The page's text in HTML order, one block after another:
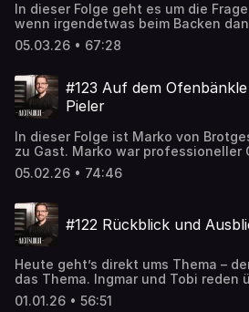
In dieser Folge geht es um die
wenn irgendetwas beim Backen
dass der Teig zu warm oder zu
Ofen kam oder anderes. Perfekt
gegensteuern kann hilft enorm.
alles 100 % glatt. Oder wie Arnd
Meisterschaft besteht im
05.03.26 • 67:28
#123 Auf dem
Pieler
In dieser Folge ist Marko von
zu Gast. Marko war professioneller
durch die Corona-Pandemie den
Bäckerei entwickelt hat. Inzwischen
allem mit Panettone einen Namen
hat von ihm den letzten Schliff
gelernt. Eine inspirierende und Mut
05.02.26 • 74:46
#122 Rückblick und
Heute geht’s direkt ums Thema –
das Thema. Ingmar und Tobi reden
und ihre Learnings beim Backen.
Lifehacks vom Hobbybäcker Tobi
01.01.26 • 56:51